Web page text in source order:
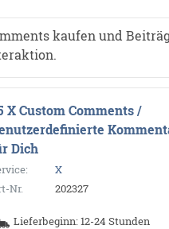
kaufen und
X Custom Comments /
Dich
X
Nr.
202327
Lieferbeginn: 12-24 Stunden